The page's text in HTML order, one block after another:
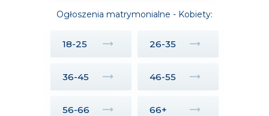
Ogłoszenia matrymonialne - Kobiety:
18-25 26-35
36-45 46-55
56-66 66+